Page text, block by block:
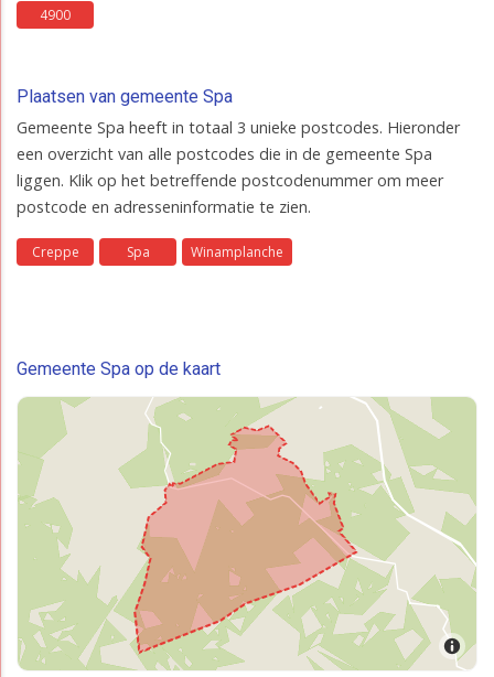
4900
Plaatsen van gemeente Spa
Gemeente Spa heeft in totaal 3 unieke postcodes. Hieronder
een overzicht van alle postcodes die in de gemeente Spa
liggen. Klik op het betreffende postcodenummer om meer
postcode en adresseninformatie te zien.
Creppe Spa Winamplanche
Gemeente Spa op de kaart